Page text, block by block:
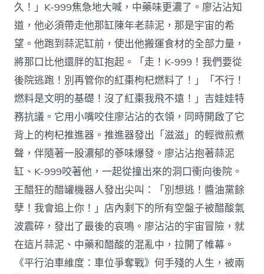
久！」K-999焦急地大喊，中藥味更濃了。廖沾沾知
道，他必須帶走他那缸陳年老蒜泥，那是宇宙的希
望。他跑到蒜泥缸前，使出他搬運食材的全部力量，
將那口比他還胖的缸抱起。「走！K-999！我們要從
後院逃跑！別再管你的紅棗枸杞燃料了！」「不行！
燃料是文明的基礎！沒了紅棗我飛不遠！」吉娃娃特
務抗議。它用小嘴咬住廖沾沾的衣領，同時開啟了它
背上的枸杞推進器。推進器發出「滋滋」的輕微煎煮
聲，伴隨著一股濃郁的蔘味爆發。廖沾沾抱著蒜泥
缸、K-999咬著他，一起從撞出來的洞口衝向後院。
王醋狂的醋罐機器人發出尖叫：「別想逃！醬油黨餘
孽！我會追上你！」店內剩下的所有空盤子被醋酸氣
波震碎，發出了最後的哀鳴。廖沾沾的宇宙冒險，就
在這片蒜泥、中藥和醋酸的混亂中，拉開了帷幕。
《平行泊車維度：車位爭奪戰》何手殘的人生，被兩